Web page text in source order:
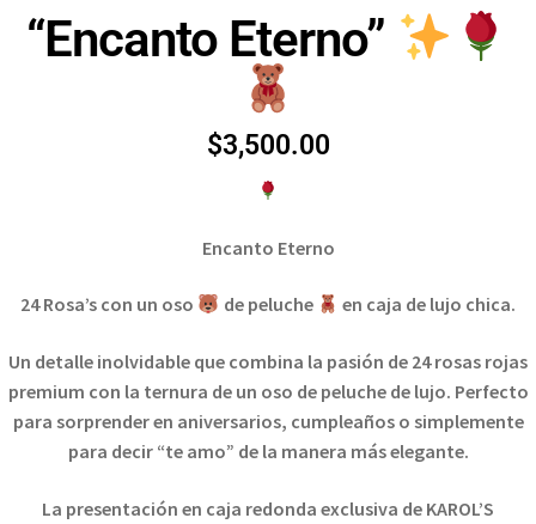
“Encanto Eterno”
$3,500.00
Encanto Eterno
24 Rosa’s con un oso de peluche en caja de lujo chica.
Un detalle inolvidable que combina la pasión de 24 rosas rojas
premium con la ternura de un oso de peluche de lujo. Perfecto
para sorprender en aniversarios, cumpleaños o simplemente
para decir “te amo” de la manera más elegante.
La presentación en caja redonda exclusiva de KAROL’S